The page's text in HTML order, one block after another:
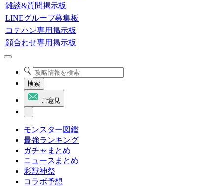
雑談&質問掲示板
LINEグループ募集板
コテハン専用掲示板
顔合わせ専用掲示板
検索
ご意見
モンスター図鑑
最強ランキング
ガチャまとめ
ニュースまとめ
彩獣神祭
コラボ予想